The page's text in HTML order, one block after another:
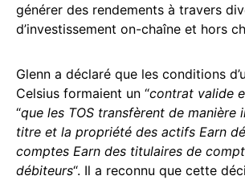
générer des rendements à travers
d’investissement on-chaîne et hors
Glenn a déclaré que les conditions
Celsius formaient un “contrat valide
“que les TOS transfèrent de manière
titre et la propriété des actifs Earn
comptes Earn des titulaires de
débiteurs“. Il a reconnu que cette